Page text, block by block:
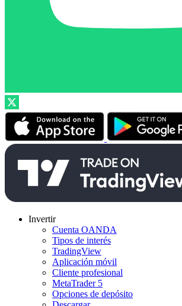
Invertir
Cuenta OANDA
Tipos de interés
TradingView
Aplicación móvil
Cliente profesional
MetaTrader 5
Opciones de depósito